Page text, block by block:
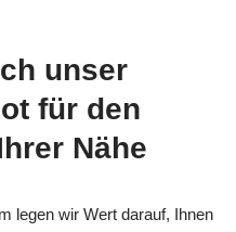
unser
für den
Nähe
legen wir Wert darauf, Ihnen